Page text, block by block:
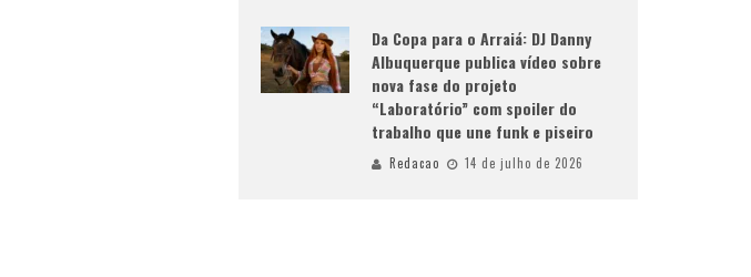
Da Copa para o Arraiá: DJ Danny
Albuquerque publica vídeo sobre
nova fase do projeto
“Laboratório” com spoiler do
trabalho que une funk e piseiro
Redacao 14 de julho de 2026